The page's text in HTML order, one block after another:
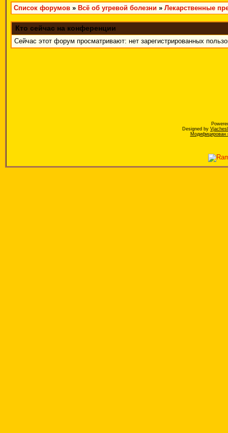
Список форумов » Всё об угревой болезни » Лекарственные
Кто сейчас на конференции
Сейчас этот форум просматривают: нет зарегистрированных
Designed by
Модифицирован